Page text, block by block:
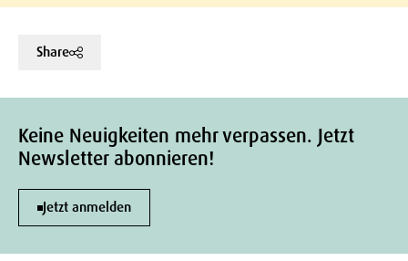
Share
Keine Neuigkeiten mehr verpassen. Jetzt
Newsletter abonnieren!
Jetzt anmelden